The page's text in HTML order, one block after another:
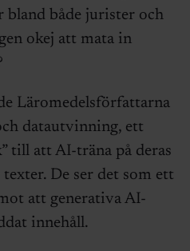
både jurister och
okej att mata in
Läromedelsförfattarna
datautvinning, ett
till att AI-träna på deras
De ser det som ett
att generativa AI-
innehåll.